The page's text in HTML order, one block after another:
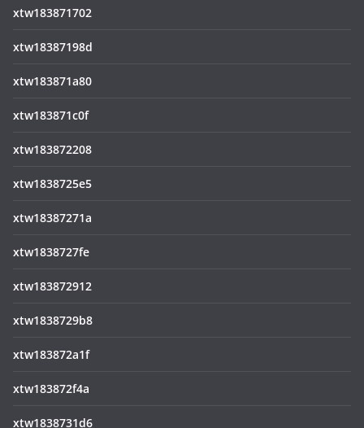
xtw183871702
xtw18387198d
xtw183871a80
xtw183871c0f
xtw183872208
xtw1838725e5
xtw18387271a
xtw1838727fe
xtw183872912
xtw1838729b8
xtw183872a1f
xtw183872f4a
xtw1838731d6